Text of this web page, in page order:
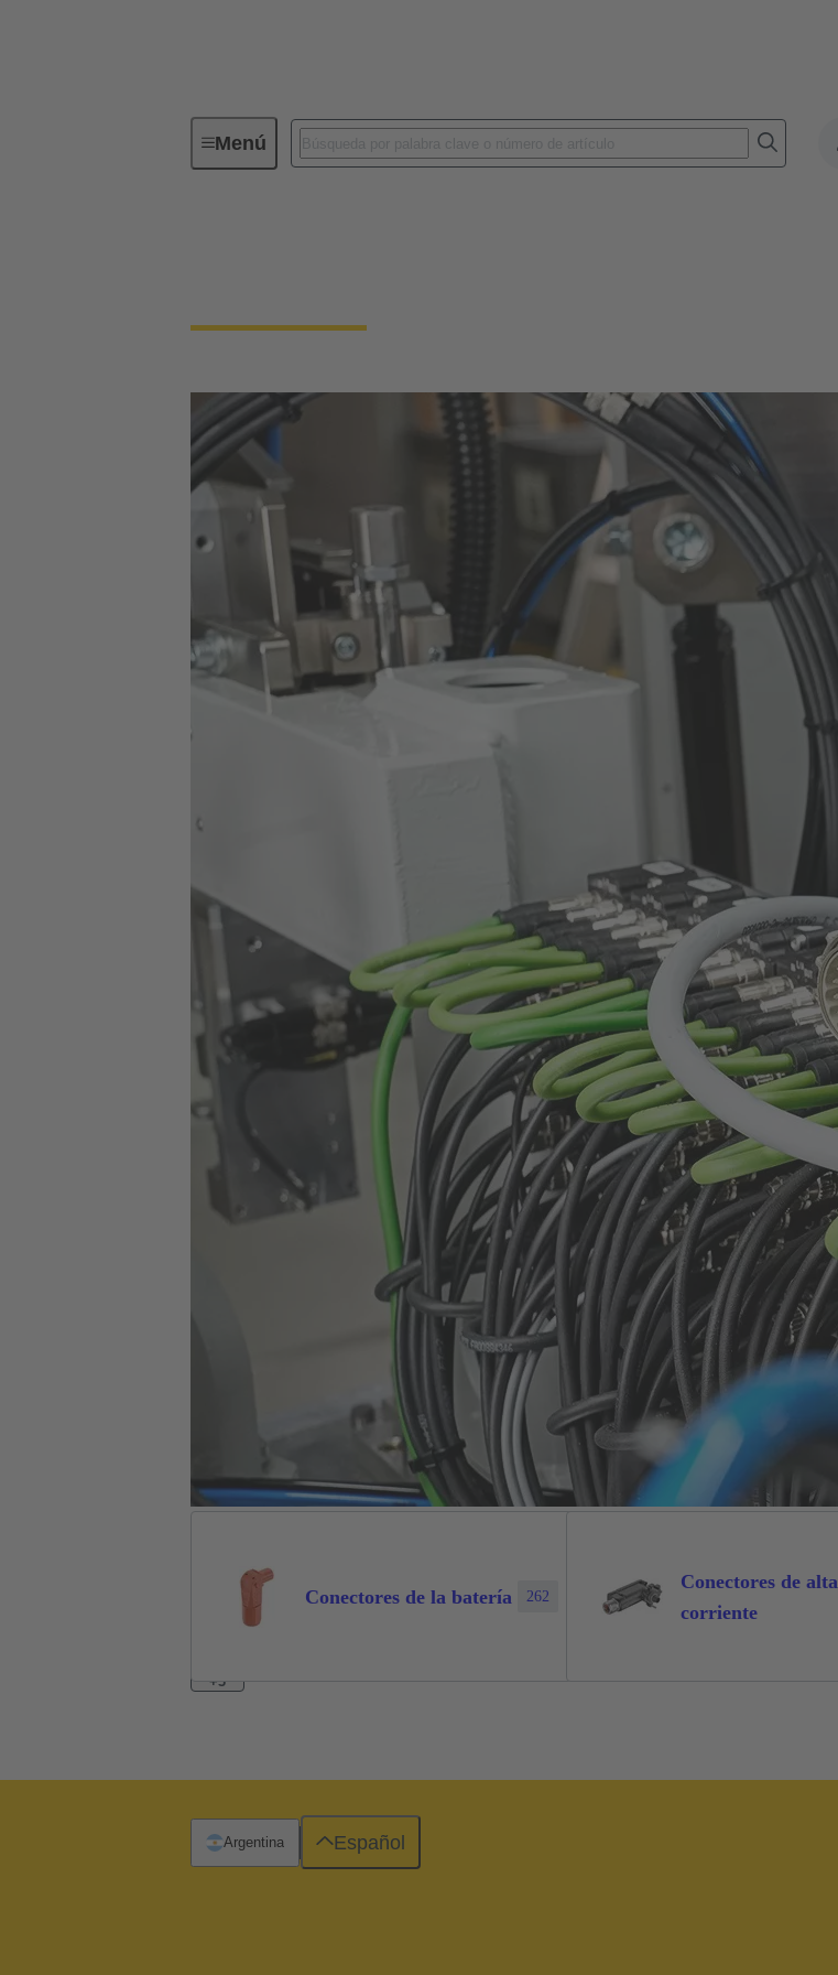
MenúConectores industriales / Han® Conectores y cableados para aplicaciones específicas
Conectores de la batería 262
Conectores de alta
corriente
+3
Argentina Español